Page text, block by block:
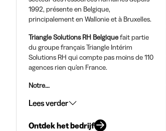
1992, présente en Belgique,
principalement en Wallonie et à Bruxelles.
Triangle Solutions RH Belgiquefait partie
du groupe français Triangle Intérim
Solutions RH qui compte pas moins de 110
agences rien qu'en France.
Notre...
Lees verder
Ontdek het bedrijf